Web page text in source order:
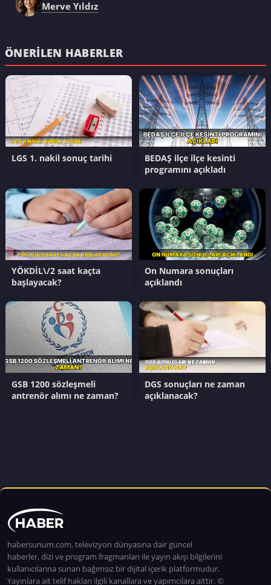
Merve Yıldız
ÖNERILEN HABERLER
LGS 1. nakil sonuç tarihi
BEDAŞ ilçe ilçe kesinti
programını açıkladı
YÖKDİL\/2 saat kaçta
başlayacak?
On Numara sonuçları
açıklandı
GSB 1200 sözleşmeli
antrenör alımı ne zaman?
DGS sonuçları ne zaman
açıklanacak?
habersunum.com, televizyon dünyasına dair güncel
haberler, dizi ve program fragmanları ile yayın akışı bilgilerini
kullanıcılarına sunan bağımsız bir dijital içerik platformudur.
Yayınlara ait telif hakları ilgili kanallara ve yapımcılara aittir. ©